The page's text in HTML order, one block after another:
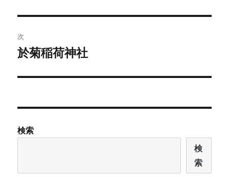
ビ
ゲ
ー
ン
投
稿:
次
次
投
於菊稲荷神社
検索
検
索